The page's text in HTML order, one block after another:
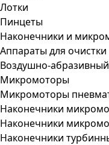
Лотки
Пинцеты
Наконечники и
Аппараты для
Воздушно-
Микромоторы
Микромоторы
Наконечники
Наконечники
Наконечники